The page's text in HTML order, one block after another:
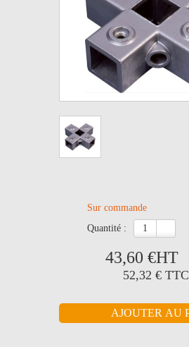
Sur commande
quantité :
43,60 €HT
52,32 € TTC